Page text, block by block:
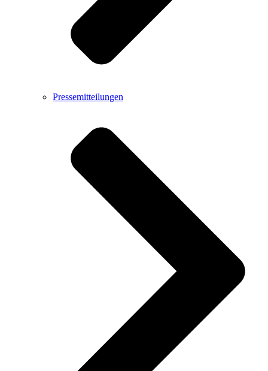
Pressemitteilungen